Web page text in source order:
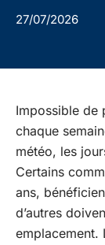
27/07/2026
Impossible de
chaque
météo, les
Certains
ans,
d’autres
emplacement.